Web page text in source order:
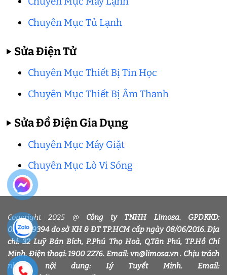
Chuyên Mục Tủ Lạnh
▶ Sửa Điện Tử
Chuyên Mục Thiết Bị Tin Học
Chuyên Mục Thiết Bị Âm Thanh
▶ Sửa Đồ Điện Gia Dụng
Chuyên Mục Máy Giặt
Chuyên Mục Lò Vi Sóng
Copyright 2025 @ Công ty TNHH Limosa. GPDKKD:
0318339394 do sở KH & ĐT TP.HCM cấp ngày 08/06/2016. Địa
chỉ: 32 Luỹ Bán Bích, P.Phú Thọ Hoà, Q.Tân Phú, TP.Hồ Chí
Minh. Điện thoại: 1900 2276. Email: vn@limosa.vn . Chịu trách
nhiệm nội dung: Lý Tuyết Minh. Email: